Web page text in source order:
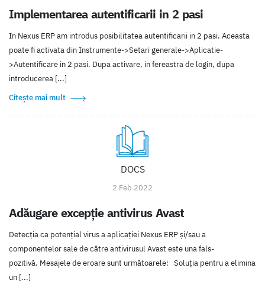
Implementarea autentificarii in 2 pasi
In Nexus ERP am introdus posibilitatea autentificarii in 2 pasi. Aceasta
poate fi activata din Instrumente->Setari generale->Aplicatie-
>Autentificare in 2 pasi. Dupa activare, in fereastra de login, dupa
introducerea [...]
Citește mai mult
DOCS
2 Feb 2022
Adăugare excepție antivirus Avast
Detecţia ca potenţial virus a aplicației Nexus ERP și/sau a
componentelor sale de către antivirusul Avast este una fals-
pozitivă. Mesajele de eroare sunt următoarele: Soluția pentru a elimina
un [...]